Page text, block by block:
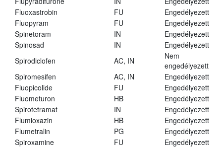
Fluoxastrobin
FU
Engedélyezett
Fluopyram
FU
Engedélyezett
Spinetoram
IN
Engedélyezett
Spinosad
IN
Engedélyezett
Spirodiclofen
AC, IN
Nem
engedélyezett
Spiromesifen
AC, IN
Engedélyezett
Fluopicolide
FU
Engedélyezett
Fluometuron
HB
Engedélyezett
Spirotetramat
IN
Engedélyezett
Flumioxazin
HB
Engedélyezett
Flumetralin
PG
Engedélyezett
Spiroxamine
FU
Engedélyezett